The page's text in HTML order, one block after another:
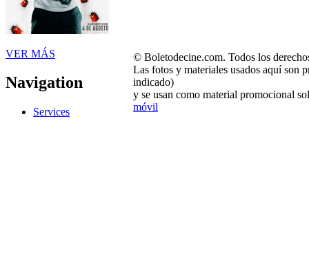
VER MÁS
Navigation
Services
© Boletodecine.com. Todos los
Las fotos y materiales usados aquí son
indicado)
y se usan como material promocional
móvil